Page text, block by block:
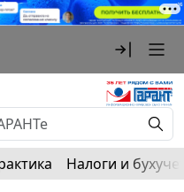
Налоги и